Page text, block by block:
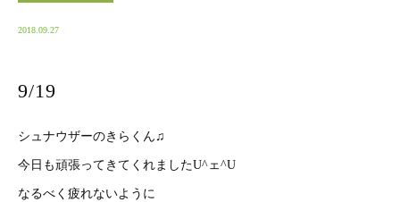
2018.09.27
9/19
シュナウザーのきらくん♫
今日も頑張ってきてくれましたU^ェ^U
なるべく疲れないように